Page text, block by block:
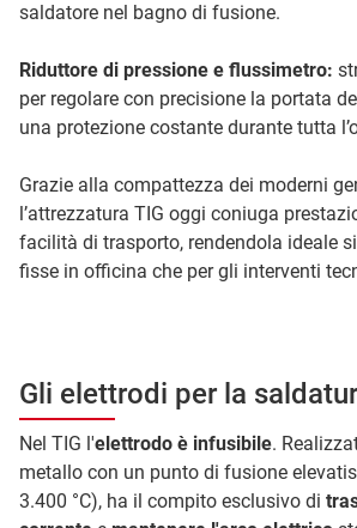
saldatore nel bagno di fusione.
Riduttore di pressione e flussimetro:
per regolare con precisione la portata
una protezione costante durante tutta
Grazie alla compattezza dei moderni
l’attrezzatura TIG oggi coniuga
facilità di trasporto, rendendola ideale
fisse in officina che per gli interventi
Gli elettrodi per la
Nel TIG l'elettrodo è infusibile.
metallo con un punto di fusione
3.400 °C), ha il compito esclusivo di